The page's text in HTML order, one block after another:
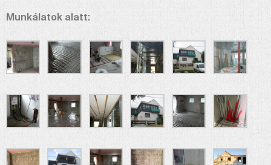
Munkálatok alatt: